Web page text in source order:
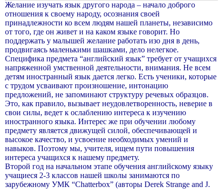
Желание изучать язык другого народа – начало доброго
отношения к своему народу, осознания своей
принадлежности ко всем людям нашей планеты, независимо
от того, где он живет и на каком языке говорит. Но
поддержать у малышей желание работать изо дня в день,
продвигаясь маленькими шашками, дело нелегкое.
Специфика предмета “английский язык” требует от учащихся
напряженной умственной деятельности, внимания. Не всем
детям иностранный язык дается легко. Есть ученики, которые
с трудом усваивают произношение, интонацию
предложений, не запоминают структуру речевых образцов.
Это, как правило, вызывает неудовлетворенность, неверие в
свои силы, ведет к ослаблению интереса к изучению
иностранного языка. Интерес же при обучении любому
предмету является движущей силой, обеспечивающей и
высокое качество, и усвоение необходимых умений и
навыков. Поэтому мы, учителя, ищем пути повышения
интереса учащихся к нашему предмету.
Второй год на начальном этапе обучения английскому языку
учащиеся 2-3 классов нашей школы занимаются по
зарубежному УМК “Chatterbox” (авторы Derek Strange and J.